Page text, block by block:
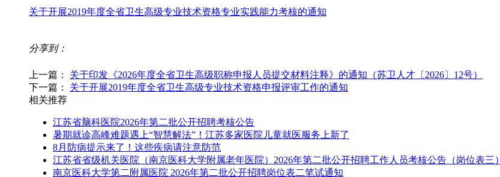
关于开展2019年度全省卫生高级专业技术资格专业实践能力考核的通知
分享到：
上一篇： 关于印发《2026年度全省卫生高级职称申报人员提交材料注释》的通知（苏卫人才〔2026〕12号）
下一篇： 关于开展2019年度全省卫生高级专业技术资格申报评审工作的通知
相关推荐
江苏省脑科医院2026年第二批公开招聘考核公告
暑期就诊高峰难题遇上“智慧解法”！江苏多家医院儿童就医服务上新了
8月防病提示来了！这些疾病请注意防范
江苏省省级机关医院（南京医科大学附属老年医院）2026年第二批公开招聘工作人员考核公告（岗位表三）
南京医科大学第二附属医院 2026年第二批公开招聘岗位表二笔试通知